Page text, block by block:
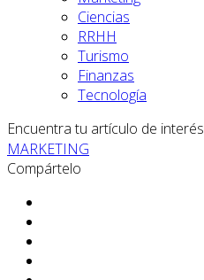
Ciencias
RRHH
Turismo
Finanzas
Tecnología
Encuentra tu artículo de interés
MARKETING
Compártelo